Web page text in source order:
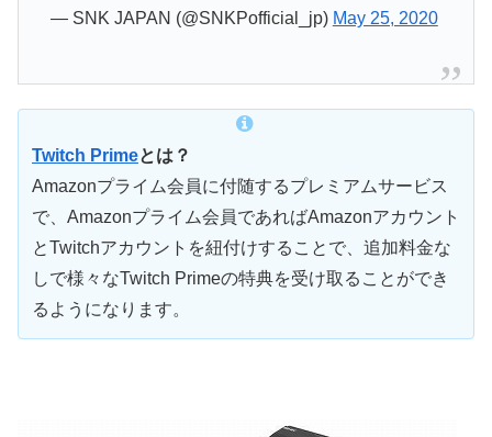
— SNK JAPAN (@SNKPofficial_jp) May 25, 2020
Twitch Primeとは？
Amazonプライム会員に付随するプレミアムサービス
で、Amazonプライム会員であればAmazonアカウント
とTwitchアカウントを紐付けすることで、追加料金な
しで様々なTwitch Primeの特典を受け取ることができ
るようになります。